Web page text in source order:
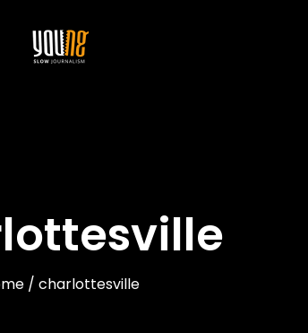
/ charlottesville